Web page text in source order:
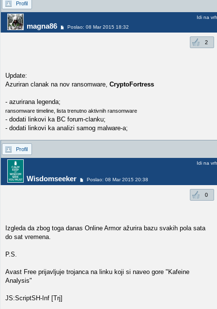
Profil
magna86 Poslao: 08 Mar 2015 18:32
Idi na vrh
2
Update:
Azuriran clanak na nov ransomware, CryptoFortress
- azurirana legenda;
ransomware timeline, lista trenutno aktivnih ransomware
- dodati linkovi ka BC forum-clanku;
- dodati linkovi ka analizi samog malware-a;
Profil
Wisdomseeker Poslao: 08 Mar 2015 20:38
Idi na vrh
0
Izgleda da zbog toga danas Online Armor ažurira bazu svakih pola sata
do sat vremena.
P.S.
Avast Free prijavljuje trojanca na linku koji si naveo gore "Kafeine
Analysis"
JS:ScriptSH-Inf [Trj]